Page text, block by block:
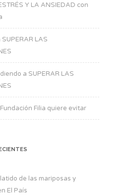
Y LA ANSIEDAD con
LAS
a SUPERAR LAS
Filia quiere evitar
latido de las mariposas y
El País